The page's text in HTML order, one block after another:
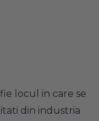
locul in care se
din industria